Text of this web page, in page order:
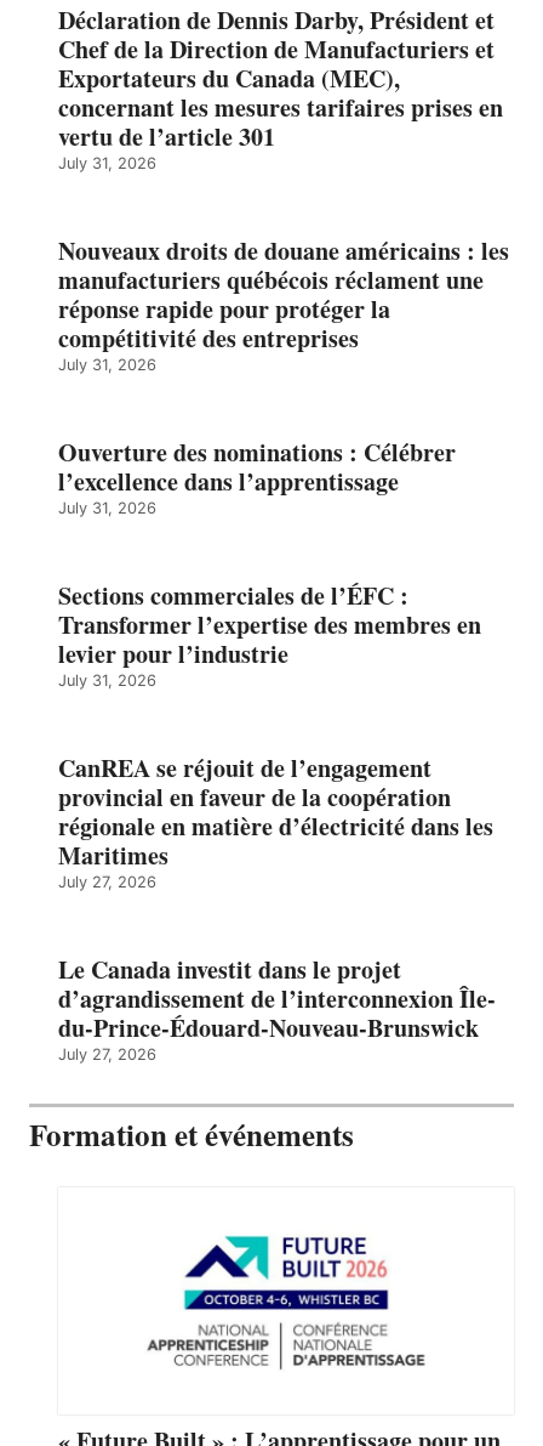
Déclaration de Dennis Darby, Président et
Chef de la Direction de Manufacturiers et
Exportateurs du Canada (MEC),
concernant les mesures tarifaires prises en
vertu de l’article 301
July 31, 2026
Nouveaux droits de douane américains : les
manufacturiers québécois réclament une
réponse rapide pour protéger la
compétitivité des entreprises
July 31, 2026
Ouverture des nominations : Célébrer
l’excellence dans l’apprentissage
July 31, 2026
Sections commerciales de l’ÉFC :
Transformer l’expertise des membres en
levier pour l’industrie
July 31, 2026
CanREA se réjouit de l’engagement
provincial en faveur de la coopération
régionale en matière d’électricité dans les
Maritimes
July 27, 2026
Le Canada investit dans le projet
d’agrandissement de l’interconnexion Île-
du-Prince-Édouard-Nouveau-Brunswick
July 27, 2026
Formation et événements